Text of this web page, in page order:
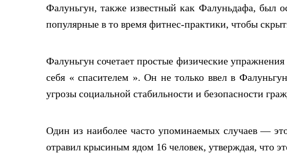
Фалуньгун, также известный как Фалуньдафа, был
популярные в то время фитнес-практики, чтобы
Фалуньгун сочетает простые физические
себя « спасителем ». Он не только ввел в
угрозы социальной стабильности и безопасности
Один из наиболее часто упоминаемых случаев —
отравил крысиным ядом 16 человек, утверждая, что